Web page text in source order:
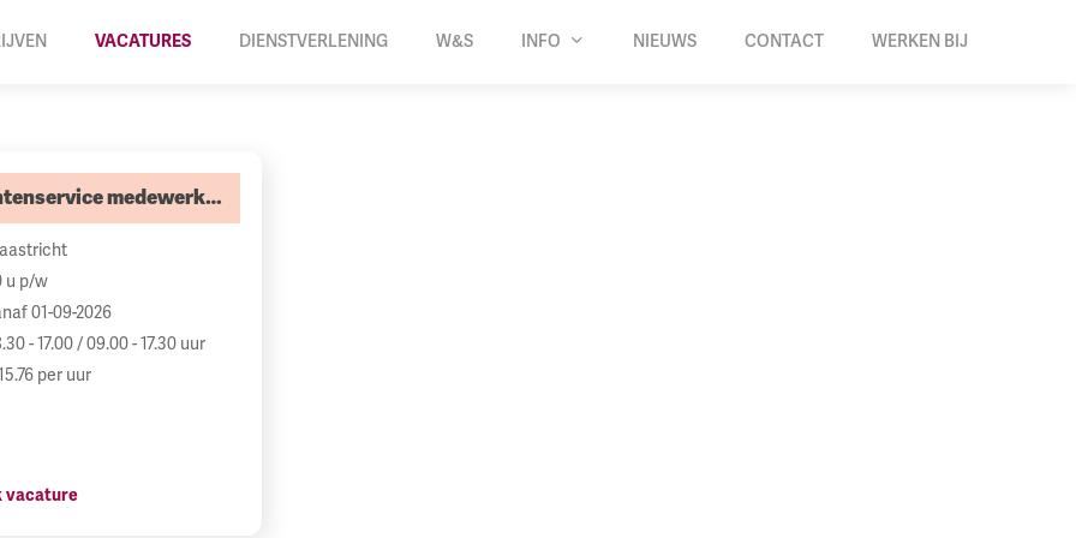
VACATURES DIENSTVERLENING W&S INFO NIEUWS CONTACT WERKEN BIJ
Klantenservice medewerker
u p/w
01-09-2026
- 17.00 / 09.00 - 17.30 uur
per uur
vacature